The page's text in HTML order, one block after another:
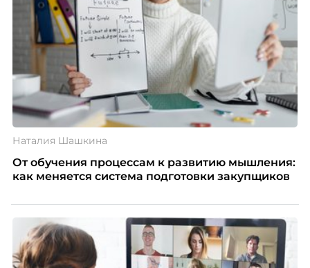
Наталия Шашкина
От обучения процессам к развитию мышления:
как меняется система подготовки закупщиков